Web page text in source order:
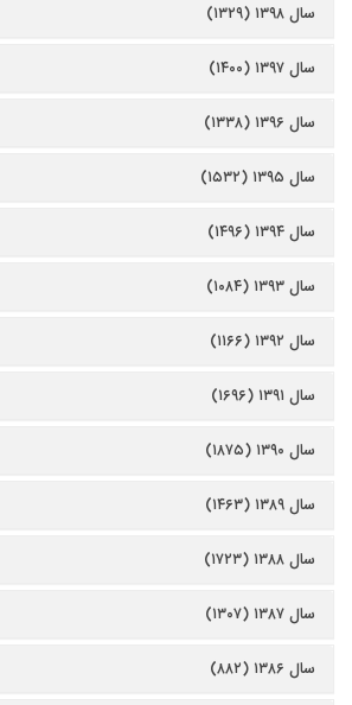
سال ۱۳۹۸ (۱۳۲۹)
سال ۱۳۹۷ (۱۴۰۰)
سال ۱۳۹۶ (۱۳۳۸)
سال ۱۳۹۵ (۱۵۳۲)
سال ۱۳۹۴ (۱۴۹۶)
سال ۱۳۹۳ (۱۰۸۴)
سال ۱۳۹۲ (۱۱۶۶)
سال ۱۳۹۱ (۱۶۹۶)
سال ۱۳۹۰ (۱۸۷۵)
سال ۱۳۸۹ (۱۴۶۳)
سال ۱۳۸۸ (۱۷۲۳)
سال ۱۳۸۷ (۱۳۰۷)
سال ۱۳۸۶ (۸۸۲)